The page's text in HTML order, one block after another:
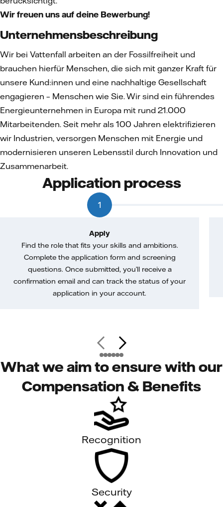
Wir freuen uns auf deine Bewerbung!
Unternehmensbeschreibung
Wir bei Vattenfall arbeiten an der Fossilfreiheit und
brauchen hierfür Menschen, die sich mit ganzer Kraft für
unsere Kund:innen und eine nachhaltige Gesellschaft
engagieren – Menschen wie Sie. Wir sind ein führendes
Energieunternehmen in Europa mit rund 21.000
Mitarbeitenden. Seit mehr als 100 Jahren elektrifizieren
wir Industrien, versorgen Menschen mit Energie und
modernisieren unseren Lebensstil durch Innovation und
Zusammenarbeit.
Application process
1
Apply
Find the role that fits your skills and ambitions.
Complete the application form and screening
questions. Once submitted, you’ll receive a
confirmation email and can track the status of your
application in your account.
What we aim to ensure with our
Compensation & Benefits
Recognition
Security